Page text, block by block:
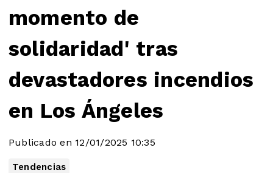
momento de
solidaridad' tras
devastadores incendios
en Los Ángeles
Publicado en 12/01/2025 10:35
Tendencias